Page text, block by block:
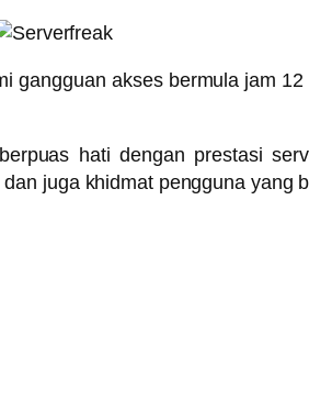
gangguan akses bermula jam
hati dengan prestasi
dan juga khidmat pengguna yang